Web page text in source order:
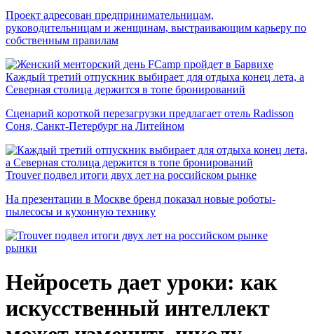
Проект адресован предпринимательницам,
руководительницам и женщинам, выстраивающим карьеру по
собственным правилам
Каждый третий отпускник выбирает для отдыха конец лета, а
Северная столица держится в топе бронирований
Сценарий короткой перезагрузки предлагает отель Radisson
Соня, Санкт-Петербург на Литейном
Trouver подвел итоги двух лет на российском рынке
На презентации в Москве бренд показал новые роботы-
пылесосы и кухонную технику
рынки
Нейросеть дает уроки: как
искусственный интеллект